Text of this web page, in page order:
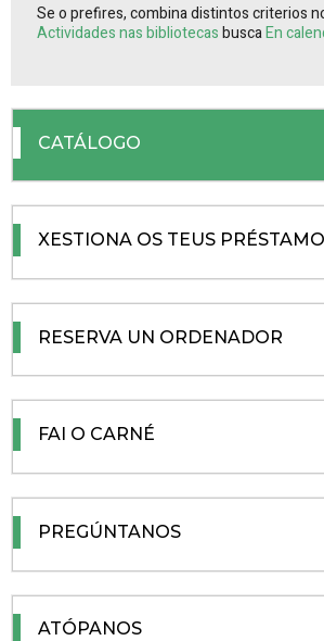
Se o prefires, combina distintos criterios
Actividades nas bibliotecasbuscaEn
CATÁLOGO
XESTIONA OS TEUS
RESERVA UN ORDENADOR
FAI O CARNÉ
PREGÚNTANOS
ATÓPANOS